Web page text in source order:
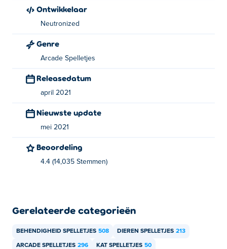
andere casual games op Poki: drop-wizard-tower en
Ontwikkelaar
Neutronized
Genre
Arcade Spelletjes
Releasedatum
april 2021
Nieuwste update
mei 2021
Beoordeling
4.4 (14,035 Stemmen)
Gerelateerde categorieën
BEHENDIGHEID SPELLETJES 508 DIEREN SPELLETJES 213
ARCADE SPELLETJES 296 KAT SPELLETJES 50